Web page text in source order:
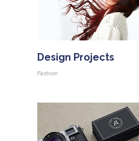
Design Projects
Fashion